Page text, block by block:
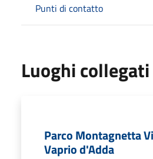
Punti di contatto
Luoghi collegati
Parco Montagnetta
Vaprio d'Adda